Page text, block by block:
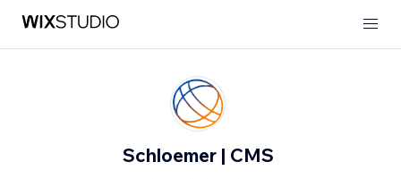
Schloemer | CMS